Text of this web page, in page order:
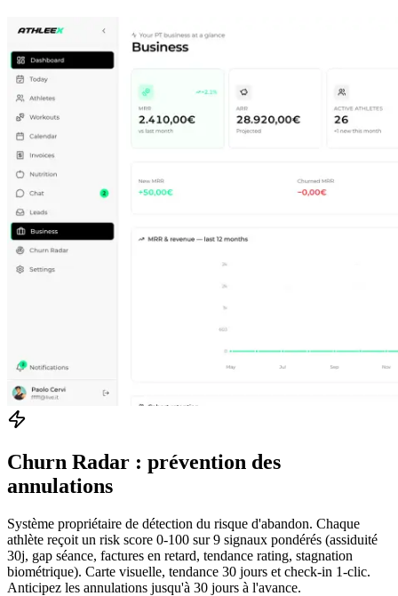
Churn Radar : prévention des
annulations
Système propriétaire de détection du risque d'abandon. Chaque
athlète reçoit un risk score 0-100 sur 9 signaux pondérés (assiduité
30j, gap séance, factures en retard, tendance rating, stagnation
biométrique). Carte visuelle, tendance 30 jours et check-in 1-clic.
Anticipez les annulations jusqu'à 30 jours à l'avance.